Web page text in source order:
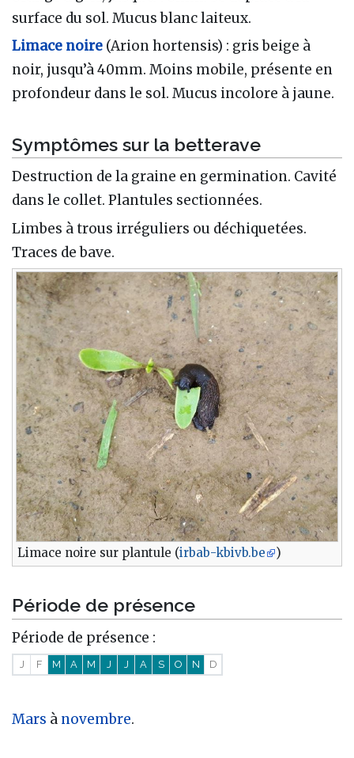
surface du sol. Mucus blanc laiteux.
Limace noire (Arion hortensis) : gris beige à
noir, jusqu’à 40mm. Moins mobile, présente en
profondeur dans le sol. Mucus incolore à jaune.
Symptômes sur la betterave
Destruction de la graine en germination. Cavité
dans le collet. Plantules sectionnées.
Limbes à trous irréguliers ou déchiquetées.
Traces de bave.
Limace noire sur plantule (irbab-kbivb.be )
Période de présence
Période de présence :
J F M A M J J A S O N D
Mars à novembre.